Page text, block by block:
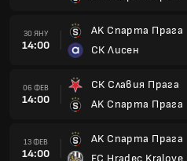
27 ФЕВ
14:00
AK Спарта Прага
СК Сигма Олмоуц
06 МАР
14:00
Пардубице
AK Спарта Прага
13 МАР
14:00
AK Спарта Прага
ФК Баник Острава